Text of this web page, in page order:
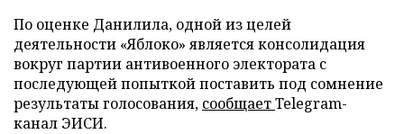
По оценке Данилила, одной из целей
деятельности «Яблоко» является консолидация
вокруг партии антивоенного электората с
последующей попыткой поставить под сомнение
результаты голосования, сообщаетTelegram-
канал ЭИСИ.